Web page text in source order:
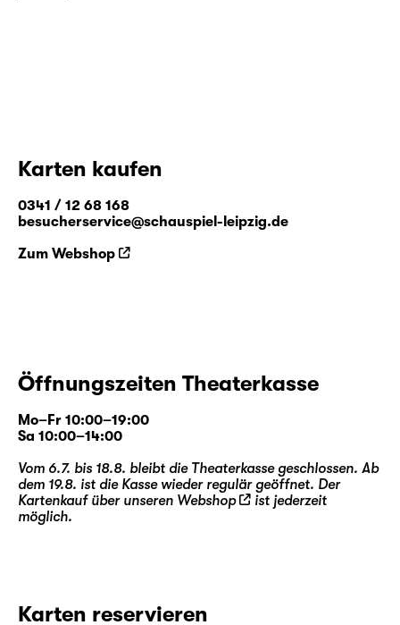
Karten kaufen
0341 / 12 68 168
besucherservice@schauspiel-leipzig.de
Zum Webshop
Öffnungszeiten Theaterkasse
Mo–Fr 10:00–19:00
Sa 10:00–14:00
Vom 6.7. bis 18.8. bleibt die Theaterkasse geschlossen. Ab
dem 19.8. ist die Kasse wieder regulär geöffnet. Der
Kartenkauf über unseren Webshop
ist jederzeit
möglich.
Karten reservieren